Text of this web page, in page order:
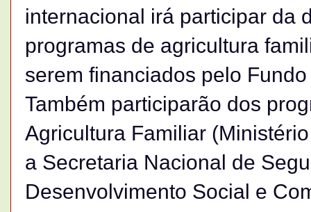
internacional irá participar da
programas de agricultura
serem financiados pelo
Também participarão dos
Agricultura Familiar
a Secretaria Nacional de
Desenvolvimento Social e